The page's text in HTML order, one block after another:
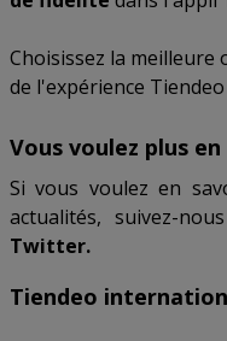
Choisissez la
de l'expérience Tiendeo
Vous voulez plus
Si vous voulez en
actualités, suivez-
Twitter.
Tiendeo